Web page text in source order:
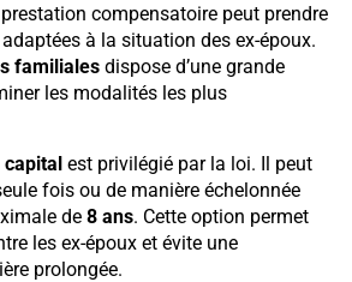
compensatoire peut prendre
à la situation des ex-époux.
familiales dispose d’une grande
les modalités les plus
capital est privilégié par la loi. Il peut
fois ou de manière échelonnée
de 8 ans. Cette option permet
les ex-époux et évite une
prolongée.